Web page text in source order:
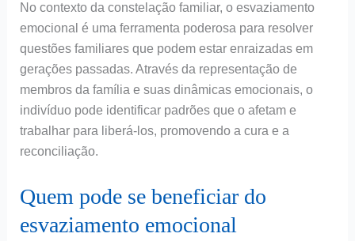
No contexto da constelação familiar, o esvaziamento
emocional é uma ferramenta poderosa para resolver
questões familiares que podem estar enraizadas em
gerações passadas. Através da representação de
membros da família e suas dinâmicas emocionais, o
indivíduo pode identificar padrões que o afetam e
trabalhar para liberá-los, promovendo a cura e a
reconciliação.
Quem pode se beneficiar do
esvaziamento emocional